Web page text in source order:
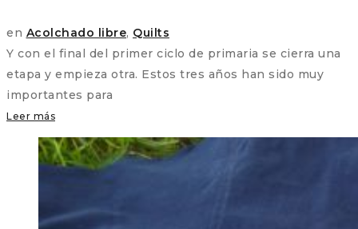
en Acolchado libre, Quilts
Y con el final del primer ciclo de primaria se cierra una
etapa y empieza otra. Estos tres años han sido muy
importantes para
Leer más